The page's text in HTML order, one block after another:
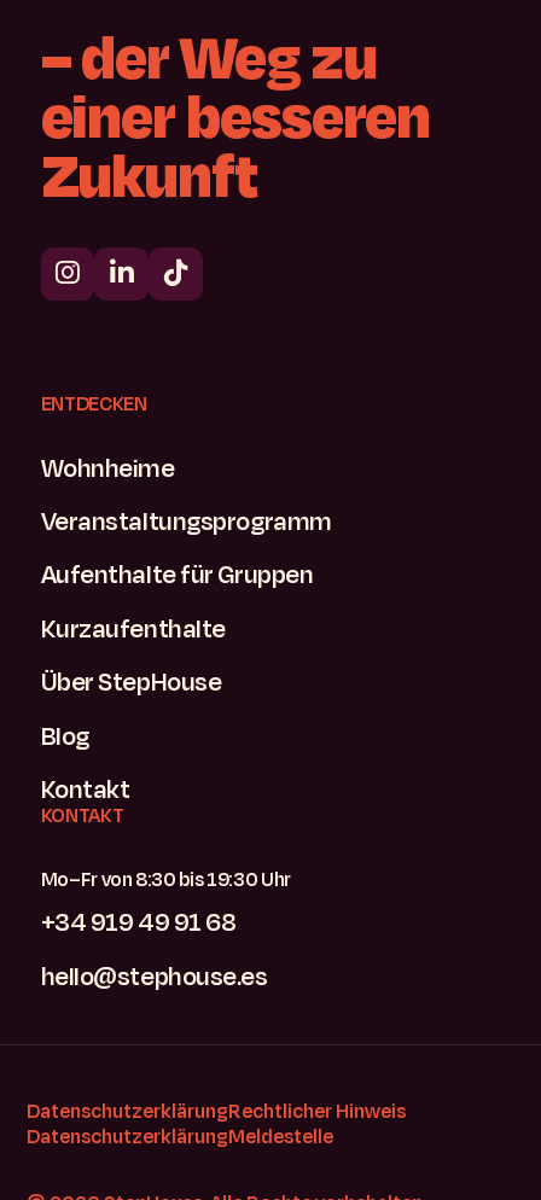
–derWegzu
einerbesseren
Zukunft
ENTDECKEN
Wohnheime
Veranstaltungsprogramm
Aufenthalte für Gruppen
Kurzaufenthalte
Über StepHouse
Blog
Kontakt
KONTAKT
Mo–Fr von 8:30 bis 19:30 Uhr
+34 919 49 91 68
hello@stephouse.es
DatenschutzerklärungRechtlicher Hinweis
DatenschutzerklärungMeldestelle